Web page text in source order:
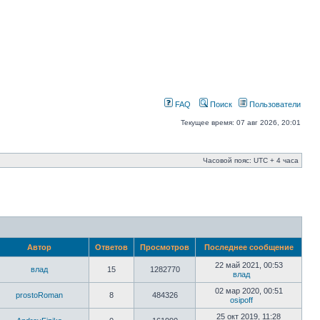
FAQ Поиск Пользователи
Текущее время: 07 авг 2026, 20:01
Часовой пояс: UTC + 4 часа
Автор Ответов Просмотров Последнее сообщение
влад 15 1282770
22 май 2021, 00:53
влад
prostoRoman 8 484326
02 мар 2020, 00:51
osipoff
25 окт 2019, 11:28